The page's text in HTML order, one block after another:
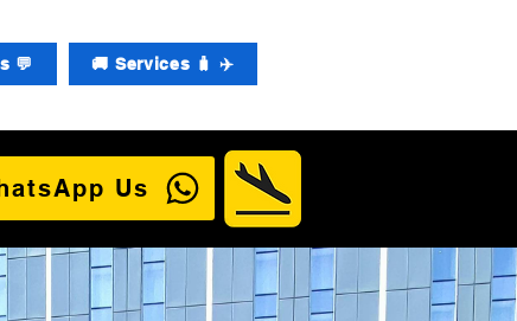
💬 🚚 Services 🧳 ✈️
Us